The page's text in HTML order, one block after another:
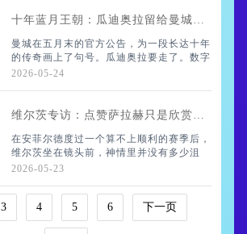
十年蓝月王朝：瓜迪奥拉留给曼城的，远不止二十座奖杯
曼城在五月末的官方公告，为一段长达十年
的传奇画上了句号。瓜迪奥拉要走了。数字
是冰冷的：十年，二十座冠军，六个英超，
城，才是
2026-05-24
维尔茨专访：点赞萨拉赫只是欣赏其直率，我的首届世界杯已迫不及待
在安菲尔德度过一个算不上顺利的赛季后，
维尔茨坐在镜头前，神情里并没有多少沮
丧，反倒有种卸下重担后的平静。当被直接
头。“后悔？完全没有。能在这里踢球，我
依然感到开心
2026-05-23
3 4 5 6 下一页